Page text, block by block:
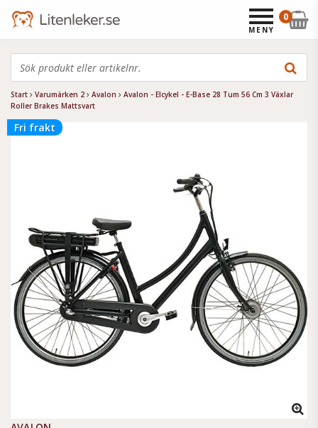
Start Varumärken 2 Avalon
Avalon - Elcykel - E-Base 28 Tum 56 Cm 3 Växlar
Roller Brakes Mattsvart
Fri frakt
0
MENY